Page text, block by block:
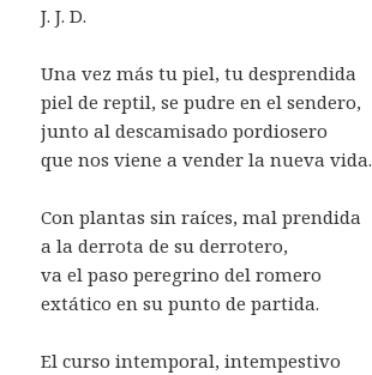
J. J. D.
Una vez más tu piel, tu desprendida
piel de reptil, se pudre en el sendero,
junto al descamisado pordiosero
que nos viene a vender la nueva vida.
Con plantas sin raíces, mal prendida
a la derrota de su derrotero,
va el paso peregrino del romero
extático en su punto de partida.
El curso intemporal, intempestivo